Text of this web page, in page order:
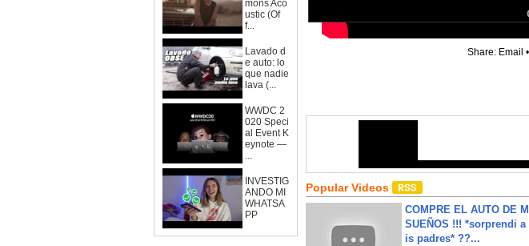
mons Aco
ustic (Of
f...
Lavado d
e auto: lo
que nadie
lava (...
WWDC 2
020 Speci
al Event K
eynote —
...
INVESTIG
ANDO MI
WHATSA
PP
Share: Email •
Popular Videos
COMPRE EL AUTO DE
SUEÑOS !!! *sorprendi a
is padres* ??...